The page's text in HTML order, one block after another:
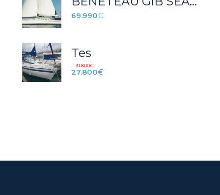
69.990€
Tes
31.800€
27.800€